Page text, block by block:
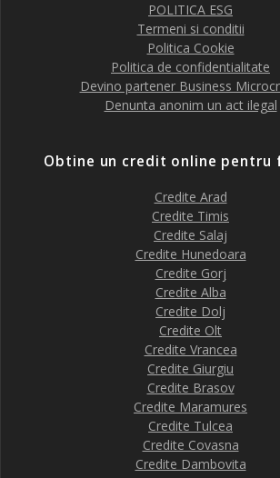
POLITICA ESG
Termeni si conditii
Politica Cookie
Politica de confidentialitate
Devino partener Business
Denunta anonim un act ilegal
Obtine un credit online pentru
Credite Arad
Credite Timis
Credite Salaj
Credite Hunedoara
Credite Gorj
Credite Alba
Credite Dolj
Credite Olt
Credite Vrancea
Credite Giurgiu
Credite Brasov
Credite Maramures
Credite Tulcea
Credite Covasna
Credite Dambovita